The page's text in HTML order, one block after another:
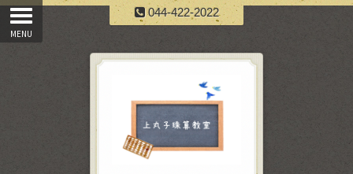
044-422-2022